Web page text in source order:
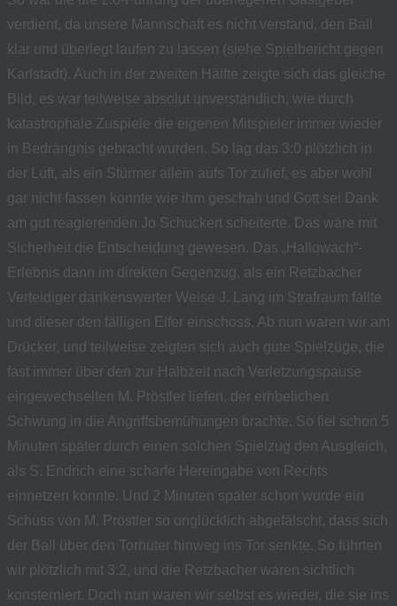
verdient, da unsere Mannschaft es nicht verstand, den Ball
klar und überlegt laufen zu lassen (siehe Spielbericht gegen
Karlstadt). Auch in der zweiten Hälfte zeigte sich das gleiche
Bild, es war teilweise absolut unverständlich, wie durch
katastrophale Zuspiele die eigenen Mitspieler immer wieder
in Bedrängnis gebracht wurden. So lag das 3:0 plötzlich in
der Luft, als ein Stürmer allein aufs Tor zulief, es aber wohl
gar nicht fassen konnte wie ihm geschah und Gott sei Dank
am gut reagierenden Jo Schuckert scheiterte. Das wäre mit
Sicherheit die Entscheidung gewesen. Das „Hallowach“-
Erlebnis dann im direkten Gegenzug, als ein Retzbacher
Verteidiger dankenswerter Weise J. Lang im Strafraum fällte
und dieser den fälligen Elfer einschoss. Ab nun waren wir am
Drücker, und teilweise zeigten sich auch gute Spielzüge, die
fast immer über den zur Halbzeit nach Verletzungspause
eingewechselten M. Pröstler liefen, der erhbelichen
Schwung in die Angriffsbemühungen brachte. So fiel schon 5
Minuten später durch einen solchen Spielzug den Ausgleich,
als S. Endrich eine scharfe Hereingabe von Rechts
einnetzen konnte. Und 2 Minuten später schon wurde ein
Schuss von M. Pröstler so unglücklich abgefälscht, dass sich
der Ball über den Torhüter hinweg ins Tor senkte. So führten
wir plötzlich mit 3:2, und die Retzbacher waren sichtlich
konsterniert. Doch nun waren wir selbst es wieder, die sie ins